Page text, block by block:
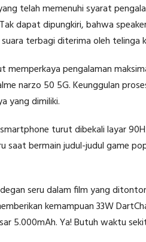
telah memenuhi syarat
dapat dipungkiri, bahwa
terbagi diterima oleh telinga
pengalaman
narzo 50 5G. Keunggulan
yang dimiliki.
turut dibekali layar
saat bermain judul-judul game
seru dalam film yang
kemampuan 33W
5.000mAh. Ya! Butuh waktu